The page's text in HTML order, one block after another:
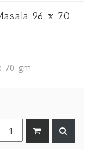
96 x 70
70 gm